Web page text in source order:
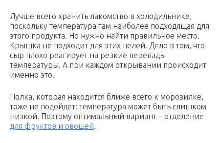
Лучше всего хранить лакомство в холодильнике,
поскольку температура там наиболее подходящая для
этого продукта. Но нужно найти правильное место.
Крышка не подходит для этих целей. Дело в том, что
сыр плохо реагирует на резкие перепады
температуры. А при каждом открывании происходит
именно это.
Полка, которая находится ближе всего к морозилке,
тоже не подойдет: температура может быть слишком
низкой. Поэтому оптимальный вариант – отделение
для фруктов и овощей.